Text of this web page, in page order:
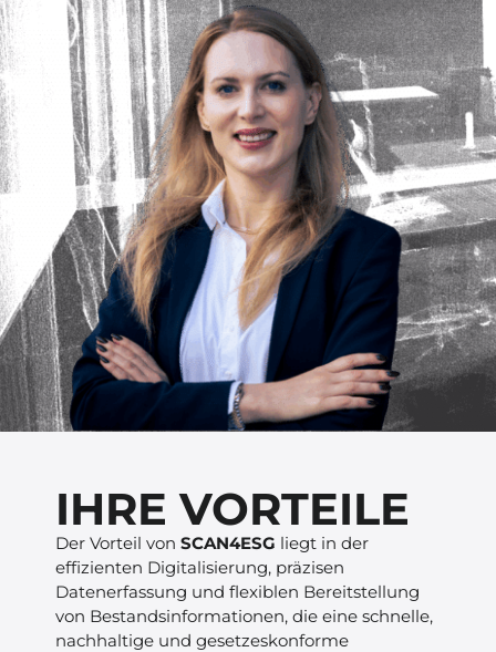
IHRE VORTEILE​
Der Vorteil von SCAN4ESG liegt in der
effizienten Digitalisierung, präzisen
Datenerfassung und flexiblen Bereitstellung
von Bestandsinformationen, die eine schnelle,
nachhaltige und gesetzeskonforme